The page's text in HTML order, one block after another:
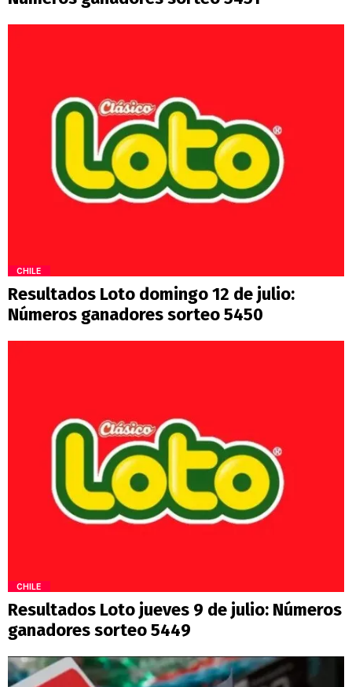
CHILE
Resultados Loto domingo 12 de julio:
Números ganadores sorteo 5450
CHILE
Resultados Loto jueves 9 de julio: Números
ganadores sorteo 5449